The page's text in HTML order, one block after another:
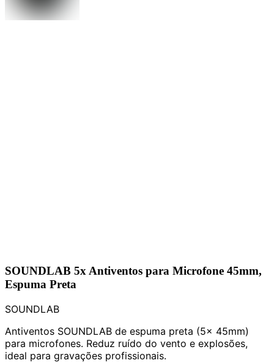
SOUNDLAB 5x Antiventos para Microfone 45mm,
Espuma Preta
SOUNDLAB
Antiventos SOUNDLAB de espuma preta (5x 45mm)
para microfones. Reduz ruído do vento e explosões,
ideal para gravações profissionais.